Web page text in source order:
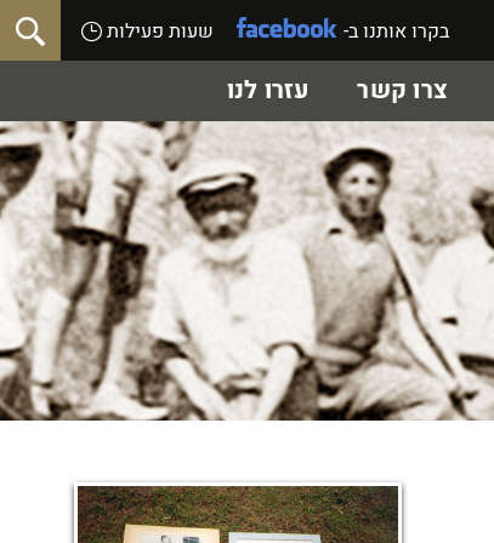
בקרו אותנו ב- שעות פעילות
צרו קשר עזרו לנו